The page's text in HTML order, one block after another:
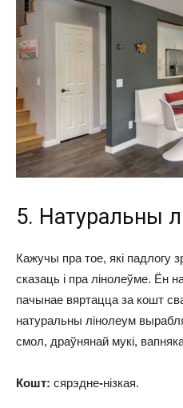
5. Натуральны
Кажучы пра тое, які падлогу
сказаць і пра лінолеўме. Ён
пачынае вяртацца за кошт
натуральны лінолеум
смол, драўнянай мукі, вапняка
Кошт: сярэдне-нізкая.